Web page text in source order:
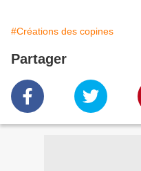
#Créations des copines
Partager